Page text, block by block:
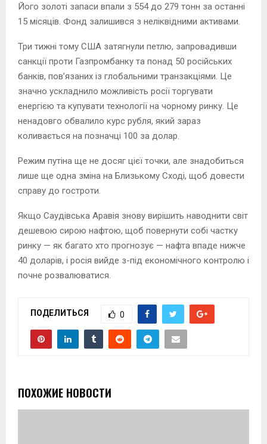
Його золоті запаси впали з 554 до 279 тонн за останні
15 місяців. Фонд залишився з неліквідними активами.
Три тижні тому США затягнули петлю, запровадивши
санкції проти Газпромбанку та понад 50 російських
банків, пов’язаних із глобальними транзакціями. Це
значно ускладнило можливість росії торгувати
енергією та купувати технології на чорному ринку. Це
ненадовго обвалило курс рубля, який зараз
коливається на позначці 100 за долар.
Режим путіна ще не досяг цієї точки, але знадобиться
лише ще одна зміна на Близькому Сході, щоб довести
справу до гостроти.
Якщо Саудівська Аравія знову вирішить наводнити світ
дешевою сирою нафтою, щоб повернути собі частку
ринку — як багато хто прогнозує — нафта впаде нижче
40 доларів, і росія вийде з-під економічного контролю і
почне розвалюватися.
ПОДЕЛИТЬСЯ 0
ПОХОЖИЕ НОВОСТИ